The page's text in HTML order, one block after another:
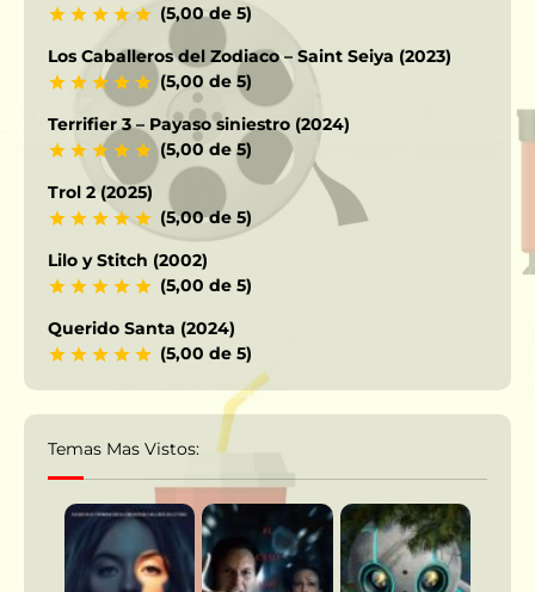
(5,00 de 5)
Los Caballeros del Zodiaco – Saint Seiya (2023)
(5,00 de 5)
Terrifier 3 – Payaso siniestro (2024)
(5,00 de 5)
Trol 2 (2025)
(5,00 de 5)
Lilo y Stitch (2002)
(5,00 de 5)
Querido Santa (2024)
(5,00 de 5)
Temas Mas Vistos: